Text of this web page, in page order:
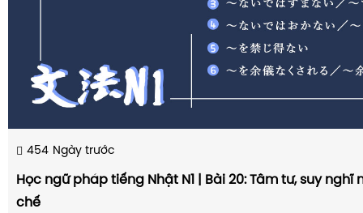
454 Ngày trước
Học ngữ pháp tiếng Nhật N1 | Bài 20: Tâm tư, suy
chế